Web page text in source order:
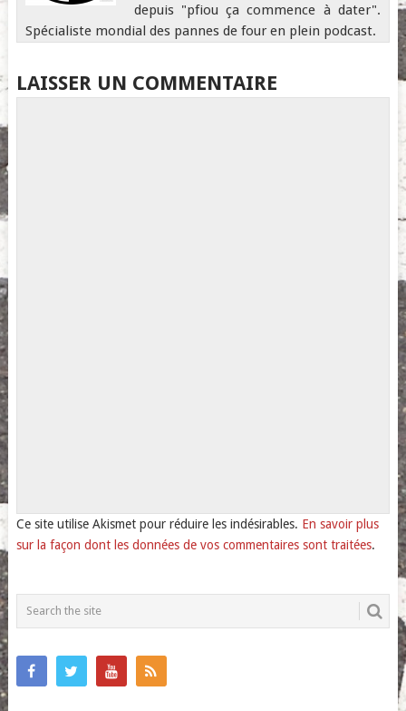
depuis "pfiou ça commence à dater".
Spécialiste mondial des pannes de four en plein podcast.
LAISSER UN COMMENTAIRE
Ce site utilise Akismet pour réduire les indésirables. En savoir plus
sur la façon dont les données de vos commentaires sont traitées.